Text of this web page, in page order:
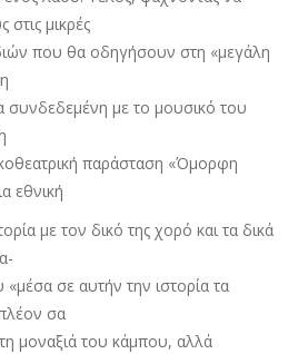
μικρές
που θα οδηγήσουν στη «μεγάλη
συνδεδεμένη με το μουσικό του
παράσταση «Όμορφη
εθνική
με τoν δικό της χορό και τα δικά
σε αυτήν την ιστορία τα
σα
μοναξιά του κάμπου, αλλά